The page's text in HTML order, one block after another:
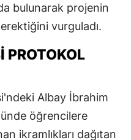
bulunarak projenin
vurguladı.
PROTOKOL
Albay İbrahim
öğrencilere
ikramlıkları dağıtan